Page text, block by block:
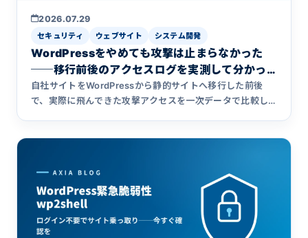
2026.07.29
セキュリティ ウェブサイト システム開発
WordPressをやめても攻撃は止まらなかった
──移行前後のアクセスログを実測して分かっ
た「消えたもの」
自社サイトをWordPressから静的サイトへ移行した前後
で、実際に飛んできた攻撃アクセスを一次データで比較し
た。